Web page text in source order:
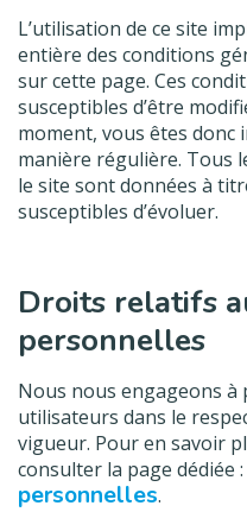
L’utilisation de ce site
entière des conditions
sur cette page. Ces
susceptibles d’être
moment, vous êtes donc
manière régulière. Tous
le site sont données à
susceptibles d’évoluer.
Droits relatifs
personnelles
Nous nous engageons à
utilisateurs dans le
vigueur. Pour en savoir
consulter la page dédiée :
personnelles.